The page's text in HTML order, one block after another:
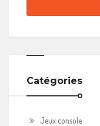
Catégories
Jeux console